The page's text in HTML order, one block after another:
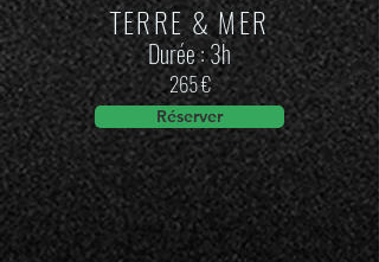
TERRE & MER
Durée : 3h
265 €
Réserver